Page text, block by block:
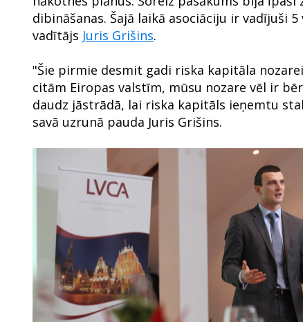
dibināšanas. Šajā laikā asociāciju ir vadījuši
vadītājs Juris Grišins.
"Šie pirmie desmit gadi riska kapitāla
citām Eiropas valstīm, mūsu nozare vēl ir
daudz jāstrādā, lai riska kapitāls ieņemtu
savā uzrunā pauda Juris Grišins.